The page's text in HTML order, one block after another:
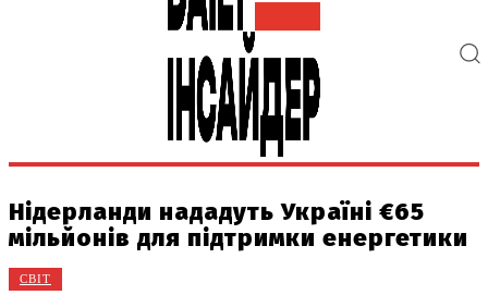
Нідерланди нададуть Україні €65
мільйонів для підтримки енергетики
СВІТ